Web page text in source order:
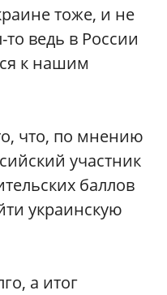
тоже, и не
ведь в России
к нашим
что, по мнению
участник
баллов
украинскую
а итог